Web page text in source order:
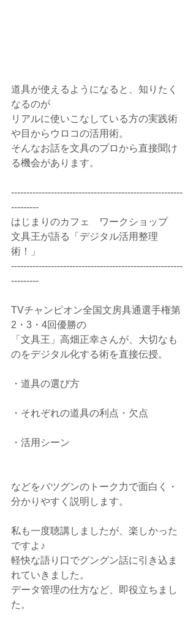
道具が使えるようになると、知りたく
なるのが
リアルに使いこなしている方の実践術
や目からウロコの活用術。
そんなお話を文具のプロから直接聞け
る機会があります。
--------------------------------------------------------
---------
はじまりのカフェ　ワークショップ
文具王が語る「デジタル活用整理
術！」
--------------------------------------------------------
---------
TVチャンピオン全国文房具通選手権第
2・3・4回優勝の
「文具王」高畑正幸さんが、大切なも
のをデジタル化する術を直接伝授。
・道具の選び方
・それぞれの道具の利点・欠点
・活用シーン
などをバツグンのトーク力で面白く・
分かりやすく説明します。
私も一度聴講しましたが、楽しかった
ですよ♪
軽快な語り口でグングン話に引き込ま
れていきました。
データ管理の仕方など、即役立ちまし
た。